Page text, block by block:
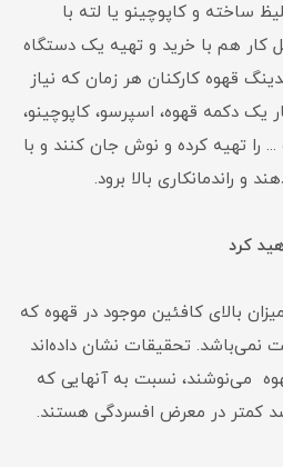
ساخته و کاپوچینو یا لته با
کار هم با خرید و تهیه یک دستگاه
قهوه کارکنان هر زمان که نیاز
یک دکمه قهوه، اسپرسو، کاپوچینو،
را تهیه کرده و نوش جان کنند و با
و راندمانکاری بالا برود.
کرد
بالای کافئین موجود در قهوه که
تحقیقات نشان داده‌اند
می‌نوشند، نسبت به آنهایی که